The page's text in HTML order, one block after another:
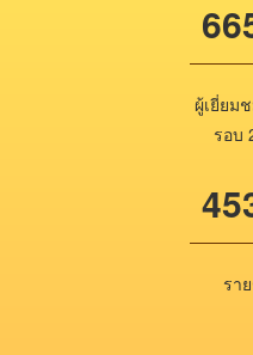
ผู้เยี่ยม
รอบ
รา